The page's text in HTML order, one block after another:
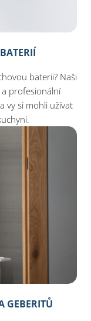
baterii? Naši
profesionální
vy si mohli užívat
GEBERITŮ